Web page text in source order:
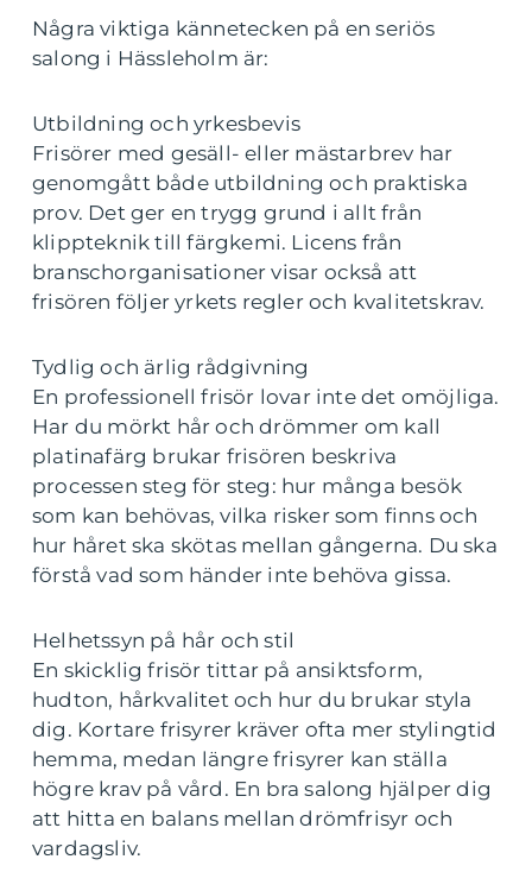
Några viktiga kännetecken på en seriös
salong i Hässleholm är:
Utbildning och yrkesbevis
Frisörer med gesäll- eller mästarbrev har
genomgått både utbildning och praktiska
prov. Det ger en trygg grund i allt från
klippteknik till färgkemi. Licens från
branschorganisationer visar också att
frisören följer yrkets regler och kvalitetskrav.
Tydlig och ärlig rådgivning
En professionell frisör lovar inte det omöjliga.
Har du mörkt hår och drömmer om kall
platinafärg brukar frisören beskriva
processen steg för steg: hur många besök
som kan behövas, vilka risker som finns och
hur håret ska skötas mellan gångerna. Du ska
förstå vad som händer inte behöva gissa.
Helhetssyn på hår och stil
En skicklig frisör tittar på ansiktsform,
hudton, hårkvalitet och hur du brukar styla
dig. Kortare frisyrer kräver ofta mer stylingtid
hemma, medan längre frisyrer kan ställa
högre krav på vård. En bra salong hjälper dig
att hitta en balans mellan drömfrisyr och
vardagsliv.